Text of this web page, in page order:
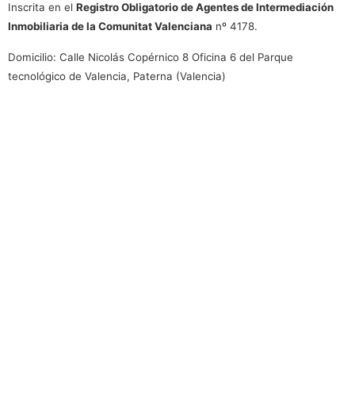
Inscrita en el Registro Obligatorio de Agentes de Intermediación
Inmobiliaria de la Comunitat Valenciana nº 4178.
Domicilio: Calle Nicolás Copérnico 8 Oficina 6 del Parque
tecnológico de Valencia, Paterna (Valencia)